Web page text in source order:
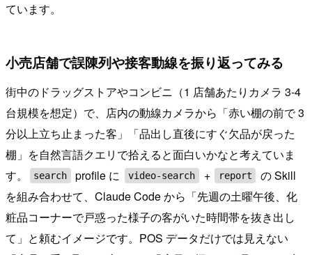
ています。
小売店舗で誤陳列や接客動線を振り返ってみる
街中のドラッグストアやコンビニ（1 店舗あたりカメラ 3-4
台規模を想定）で、店内の動線カメラから「赤い棚の前で 3
分以上立ち止まった客」「品出し直後にすぐ欠品が戻った
棚」を自然言語クエリで拾えると面白いかなと考えていま
す。
search profile に video-search + report
の Skill
を組み合わせて、Claude Code から「先週の土曜午後、化
粧品コーナーで戸惑った様子の客がいた時間帯を抜き出し
て」と頼むイメージです。POS データだけでは見えない